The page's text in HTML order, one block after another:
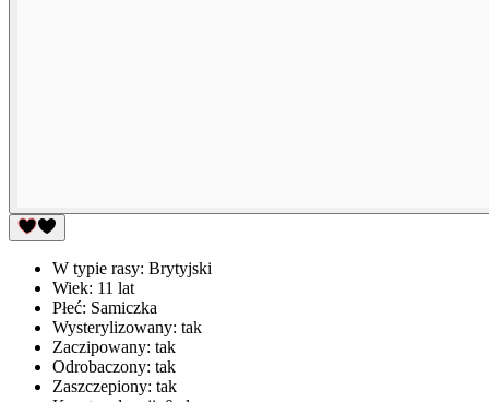
W typie rasy: Brytyjski
Wiek: 11 lat
Płeć: Samiczka
Wysterylizowany: tak
Zaczipowany: tak
Odrobaczony: tak
Zaszczepiony: tak